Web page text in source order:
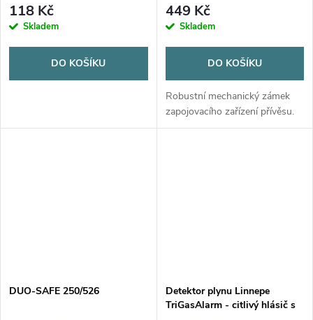
118 Kč
Skladem
DO KOŠÍKU
449 Kč
Skladem
DO KOŠÍKU
Robustní mechanický zámek
zapojovacího zařízení přívěsu.
DUO-SAFE 250/526
Detektor plynu Linnepe
TriGasAlarm - citlivý hlásič s